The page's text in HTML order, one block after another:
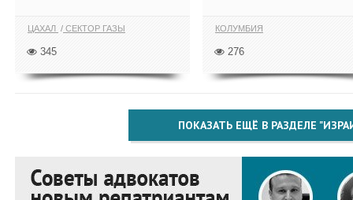
ЦАХАЛ СЕКТОР ГАЗЫ
345
КОЛУМБИЯ
276
ПОКАЗАТЬ ЕЩЁ В РАЗДЕЛЕ